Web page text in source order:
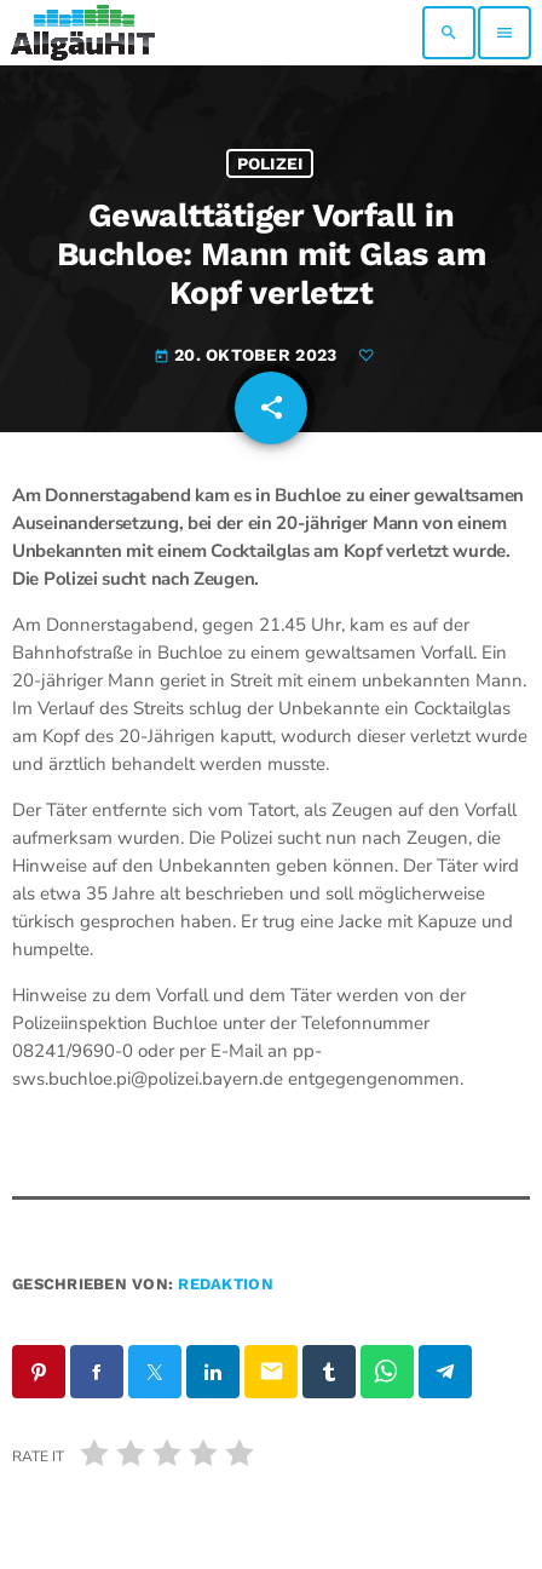
search menu
POLIZEI
Gewalttätiger Vorfall in
Buchloe: Mann mit Glas am
Kopf verletzt
today 20. OKTOBER 2023
share
email
Am Donnerstagabend kam es in Buchloe zu einer gewaltsamen
Auseinandersetzung, bei der ein 20-jähriger Mann von einem
Unbekannten mit einem Cocktailglas am Kopf verletzt wurde.
Die Polizei sucht nach Zeugen.
Am Donnerstagabend, gegen 21.45 Uhr, kam es auf der
Bahnhofstraße in Buchloe zu einem gewaltsamen Vorfall. Ein
20-jähriger Mann geriet in Streit mit einem unbekannten Mann.
Im Verlauf des Streits schlug der Unbekannte ein Cocktailglas
am Kopf des 20-Jährigen kaputt, wodurch dieser verletzt wurde
und ärztlich behandelt werden musste.
Der Täter entfernte sich vom Tatort, als Zeugen auf den Vorfall
aufmerksam wurden. Die Polizei sucht nun nach Zeugen, die
Hinweise auf den Unbekannten geben können. Der Täter wird
als etwa 35 Jahre alt beschrieben und soll möglicherweise
türkisch gesprochen haben. Er trug eine Jacke mit Kapuze und
humpelte.
Hinweise zu dem Vorfall und dem Täter werden von der
Polizeiinspektion Buchloe unter der Telefonnummer
08241/9690-0 oder per E-Mail an pp-
sws.buchloe.pi@polizei.bayern.de entgegengenommen.
GESCHRIEBEN VON: REDAKTION
email
RATE IT